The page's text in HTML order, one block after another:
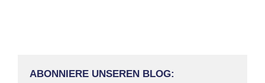
ABONNIERE UNSEREN BLOG: